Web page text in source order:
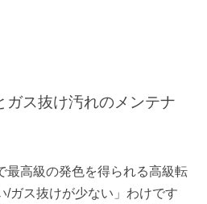
ガス抜け汚れのメンテナ
最高級の発色を得られる高級転
/ガス抜けが少ない」わけです